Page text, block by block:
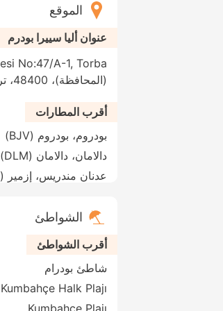
الموقع
عنوان أليا سييرا بودرم
(المحافظة)، 48400، تركيا
أقرب المطارات
بودروم، بودروم (BJV)
دالامان، دالامان (DLM)
عدنان مندريس، إزمير (ADB)
الشواطئ
أقرب الشواطئ
شاطئ بودرام
Kumbahçe Halk Plajı